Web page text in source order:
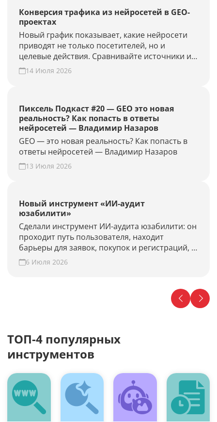
Конверсия трафика из нейросетей в GEO-
проектах
Новый график показывает, какие нейросети
приводят не только посетителей, но и
целевые действия. Сравнивайте источники и
периоды, находите точки роста. Создайте
GEO-проект и проверьте конверсию своего
14 Июля 2026
Пиксель Подкаст #20 — GEO это новая
реальность? Как попасть в ответы
нейросетей — Владимир Назаров
GEO — это новая реальность? Как попасть в
ответы нейросетей — Владимир Назаров
13 Июля 2026
Новый инструмент «ИИ-аудит
юзабилити»
Сделали инструмент ИИ-аудита юзабилити: он
проходит путь пользователя, находит
барьеры для заявок, покупок и регистраций, и
предлагает гипотезы для роста конверсии.
Проверьте свой сайт прямо сейчас!
6 Июля 2026
ТОП-4 популярных
инструментов